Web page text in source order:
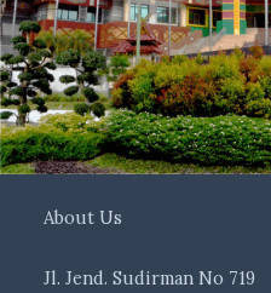
About Us
Jl. Jend. Sudirman No 719